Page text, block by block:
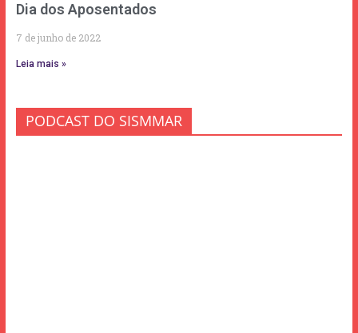
Dia dos Aposentados
7 de junho de 2022
Leia mais »
PODCAST DO SISMMAR